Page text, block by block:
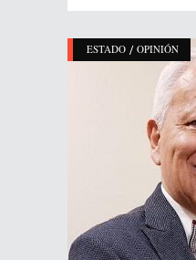
ESTADO / OPINIÓN